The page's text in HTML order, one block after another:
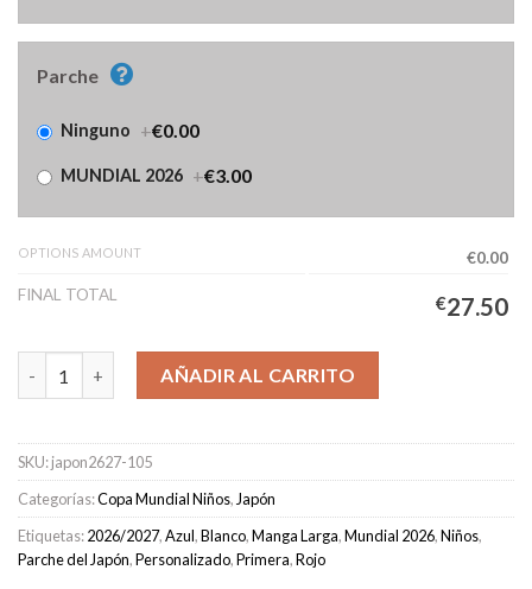
Parche
Ninguno +€0.00
MUNDIAL 2026 +€3.00
OPTIONS AMOUNT
€0.00
FINAL TOTAL
€27.50
Camiseta Japón Primera Equipación Niños 2026/2027 Manga
AÑADIR AL CARRITO
SKU:japon2627-105
Categorías:Copa Mundial Niños, Japón
Etiquetas:2026/2027,Azul,Blanco,Manga Larga,Mundial 2026,Niños,
Parche del Japón,Personalizado,Primera,Rojo